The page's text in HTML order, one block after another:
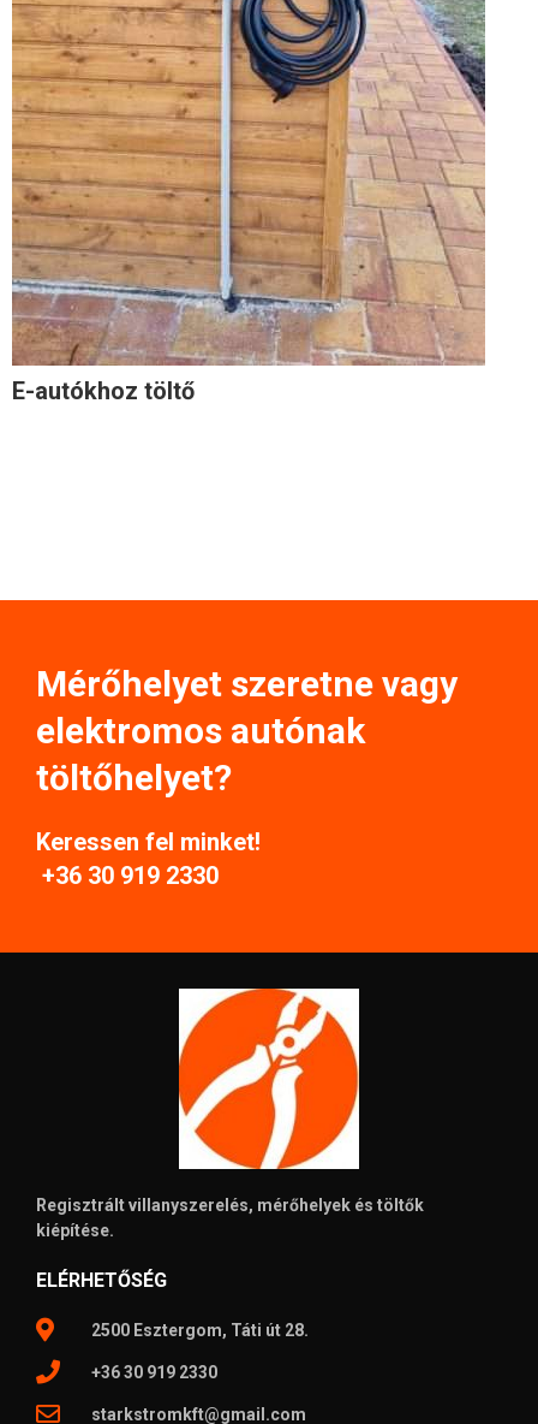
E-autókhoz töltő
Mérőhelyet szeretne vagy
elektromos autónak
töltőhelyet?
Keressen fel minket!
+36 30 919 2330
Regisztrált villanyszerelés, mérőhelyek és töltők
kiépítése.
ELÉRHETŐSÉG
2500 Esztergom, Táti út 28.
+36 30 919 2330
starkstromkft@gmail.com